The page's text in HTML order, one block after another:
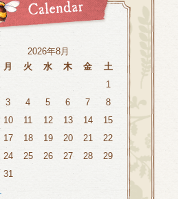
2026年8月
月 火 水 木 金
土
1
3 4 5 6 7
8
10 11 12 13 14
15
17 18 19 20 21
22
24 25 26 27 28
29
31